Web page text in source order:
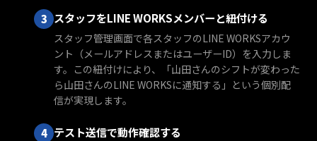
スタッフをLINE WORKSメンバーと紐付ける
スタッフ管理画面で各スタッフのLINE WORKSアカウ
ント（メールアドレスまたはユーザーID）を入力しま
す。この紐付けにより、「山田さんのシフトが変わった
ら山田さんのLINE WORKSに通知する」という個別配
信が実現します。
テスト送信で動作確認する